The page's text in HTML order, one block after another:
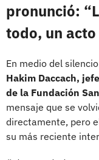
pronunció:
todo, un
En medio del
Hakim Daccach,
de la Fundación
mensaje que se
directamente, pero
su más reciente